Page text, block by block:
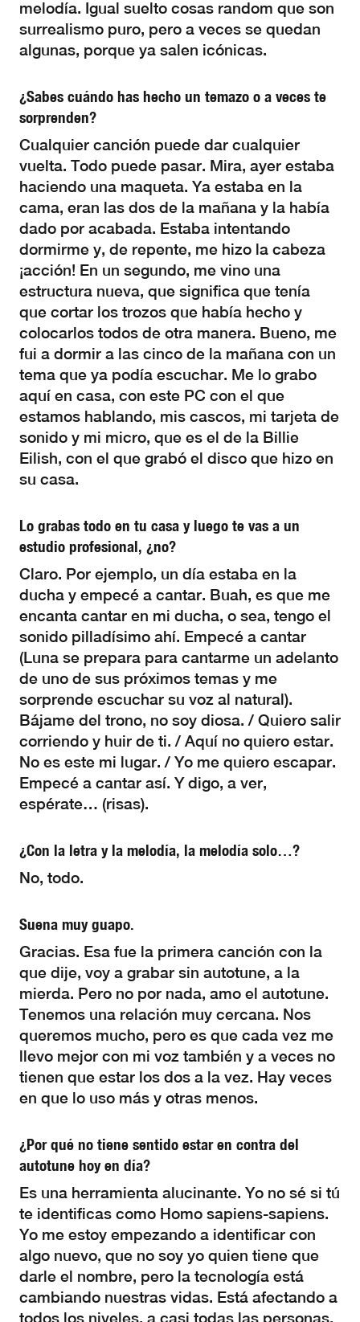
melodía. Igual suelto cosas random que son
surrealismo puro, pero a veces se quedan
algunas, porque ya salen icónicas.
¿Sabes cuándo has hecho un temazo o a veces te
sorprenden?
Cualquier canción puede dar cualquier
vuelta. Todo puede pasar. Mira, ayer estaba
haciendo una maqueta. Ya estaba en la
cama, eran las dos de la mañana y la había
dado por acabada. Estaba intentando
dormirme y, de repente, me hizo la cabeza
¡acción! En un segundo, me vino una
estructura nueva, que significa que tenía
que cortar los trozos que había hecho y
colocarlos todos de otra manera. Bueno, me
fui a dormir a las cinco de la mañana con un
tema que ya podía escuchar. Me lo grabo
aquí en casa, con este PC con el que
estamos hablando, mis cascos, mi tarjeta de
sonido y mi micro, que es el de la Billie
Eilish, con el que grabó el disco que hizo en
su casa.
Lo grabas todo en tu casa y luego te vas a un
estudio profesional, ¿no?
Claro. Por ejemplo, un día estaba en la
ducha y empecé a cantar. Buah, es que me
encanta cantar en mi ducha, o sea, tengo el
sonido pilladísimo ahí. Empecé a cantar
(Luna se prepara para cantarme un adelanto
de uno de sus próximos temas y me
sorprende escuchar su voz al natural).
Bájame del trono, no soy diosa. / Quiero salir
corriendo y huir de ti. / Aquí no quiero estar.
No es este mi lugar. / Yo me quiero escapar.
Empecé a cantar así. Y digo, a ver,
espérate… (risas).
¿Con la letra y la melodía, la melodía solo…?
No, todo.
Suena muy guapo.
Gracias. Esa fue la primera canción con la
que dije, voy a grabar sin autotune, a la
mierda. Pero no por nada, amo el autotune.
Tenemos una relación muy cercana. Nos
queremos mucho, pero es que cada vez me
llevo mejor con mi voz también y a veces no
tienen que estar los dos a la vez. Hay veces
en que lo uso más y otras menos.
¿Por qué no tiene sentido estar en contra del
autotune hoy en día?
Es una herramienta alucinante. Yo no sé si tú
te identificas como Homo sapiens-sapiens.
Yo me estoy empezando a identificar con
algo nuevo, que no soy yo quien tiene que
darle el nombre, pero la tecnología está
cambiando nuestras vidas. Está afectando a
todos los niveles, a casi todas las personas.